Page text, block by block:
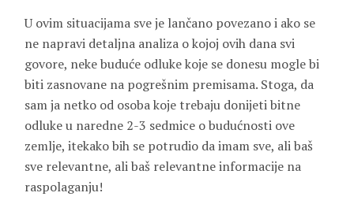
U ovim situacijama sve je lančano povezano i ako se
ne napravi detaljna analiza o kojoj ovih dana svi
govore, neke buduće odluke koje se donesu mogle bi
biti zasnovane na pogrešnim premisama. Stoga, da
sam ja netko od osoba koje trebaju donijeti bitne
odluke u naredne 2-3 sedmice o budućnosti ove
zemlje, itekako bih se potrudio da imam sve, ali baš
sve relevantne, ali baš relevantne informacije na
raspolaganju!